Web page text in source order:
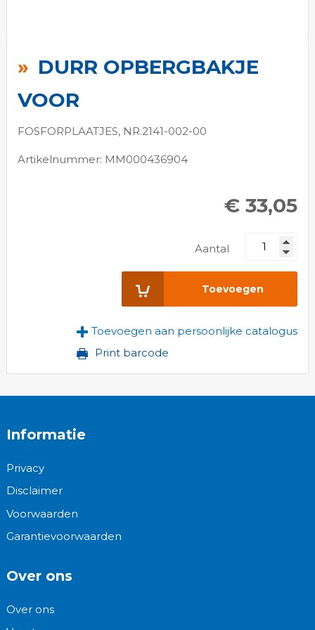
DURR OPBERGBAKJE
VOOR
FOSFORPLAATJES, NR.2141-002-00
Artikelnummer: MM000436904
€ 33,05
Aantal
Toevoegen
Toevoegen aan persoonlijke catalogus
Print barcode
het
begin
van
de
gallerij
Informatie
Privacy
Disclaimer
Voorwaarden
Garantievoorwaarden
Over ons
Over ons